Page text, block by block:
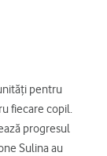
pentru
fiecare copil.
progresul
Sulina au